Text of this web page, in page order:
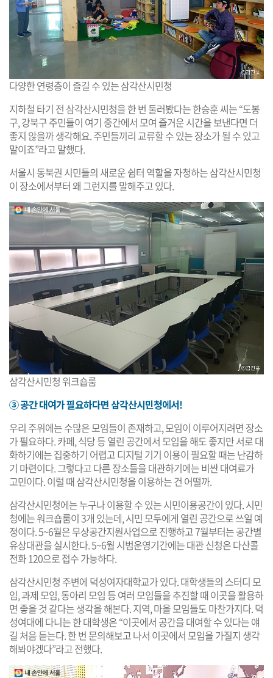
다양한 연령층이 즐길 수 있는 삼각산시민청
지하철 타기 전 삼각산시민청을 한 번 둘러봤다는 한승훈 씨는 “도봉
구, 강북구 주민들이 여기 중간에서 모여 즐거운 시간을 보낸다면 더
좋지 않을까 생각해요. 주민들끼리 교류할 수 있는 장소가 될 수 있고
말이죠”라고 말했다.
서울시 동북권 시민들의 새로운 쉼터 역할을 자청하는 삼각산시민청
이 장소에서부터 왜 그런지를 말해주고 있다.
삼각산시민청 워크숍룸
③ 공간 대여가 필요하다면 삼각산시민청에서!
우리 주위에는 수많은 모임들이 존재하고, 모임이 이루어지려면 장소
가 필요하다. 카페, 식당 등 열린 공간에서 모임을 해도 좋지만 서로 대
화하기에는 집중하기 어렵고 디지털 기기 이용이 필요할 때는 난감하
기 마련이다. 그렇다고 다른 장소들을 대관하기에는 비싼 대여료가
고민이다. 이럴 때 삼각산시민청을 이용하는 건 어떨까.
삼각산시민청에는 누구나 이용할 수 있는 시민이용공간이 있다. 시민
청에는 워크숍룸이 3개 있는데, 시민 모두에게 열린 공간으로 쓰일 예
정이다. 5~6월은 무상공간지원사업으로 진행하고 7월부터는 공간별
유상대관을 실시한다. 5~6월 시범운영기간에는 대관 신청은 다산콜
전화 120으로 접수 가능하다.
삼각산시민청 주변에 덕성여자대학교가 있다. 대학생들의 스터디 모
임, 과제 모임, 동아리 모임 등 여러 모임들을 추진할 때 이곳을 활용하
면 좋을 것 같다는 생각을 해본다. 지역, 마을 모임들도 마찬가지다. 덕
성여대에 다니는 한 대학생은 “이곳에서 공간을 대여할 수 있다는 얘
길 처음 듣는다. 한 번 문의해보고 나서 이곳에서 모임을 가질지 생각
해봐야겠다”라고 전했다.